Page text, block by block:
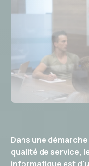
Dans une
qualité de service,
informatique est